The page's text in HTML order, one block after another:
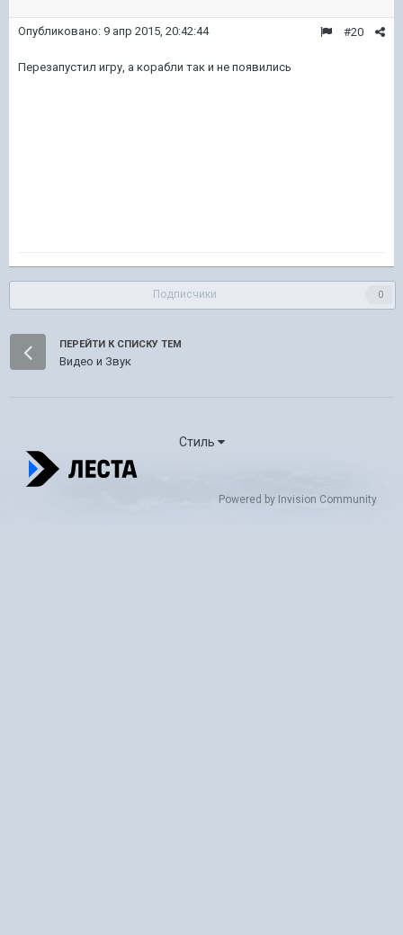
#20
Опубликовано: 9 апр 2015, 20:42:44
Перезапустил игру, а корабли так и не появились
Подписчики 0
ПЕРЕЙТИ К СПИСКУ ТЕМ
Видео и Звук
Стиль
Powered by Invision Community